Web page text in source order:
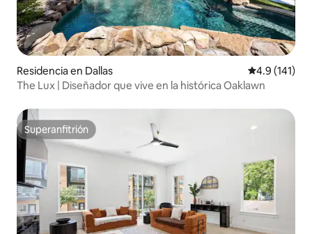
Residencia en Dallas Calificación
4.9 (141)
The Lux | Diseñador que vive en la histórica Oaklawn
Superanfitrión
Superanfitrión